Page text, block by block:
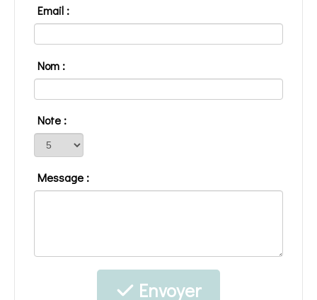
Email :
Nom :
Note :
Message :
Envoyer